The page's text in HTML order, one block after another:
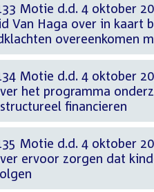
Motie d.d. 4 oktober
Van Haga over in kaart
overeenkomen
Motie d.d. 4 oktober
het programma
financieren
Motie d.d. 4 oktober
ervoor zorgen dat